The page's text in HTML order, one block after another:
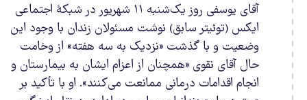
آقای یوسفی روز یک‌شنبه ۱۱ شهریور در شبکهٔ اجتماعی
ایکس (توئیتر سابق) نوشت مسئولان زندان با وجود این
وضعیت و با گذشت «نزدیک به سه هفته» از وخامت
حال آقای نقوی «همچنان از اعزام ایشان به بیمارستان و
انجام اقدامات درمانی ممانعت می‌کنند». او با تأکید بر